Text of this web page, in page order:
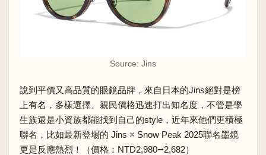
Source: Jins
說到平價又高品質的眼鏡品牌，來自日本的Jins絕對是榜
上有名，多樣選擇、親民價格迅速打出知名度，不管是學
生族還是小資族都能找到自己的style，近年來他們更積極
聯名，比如最新登場的 Jins × Snow Peak 2025聯名墨鏡
更是反應熱烈！（價格：NTD2,980⭢2,682）